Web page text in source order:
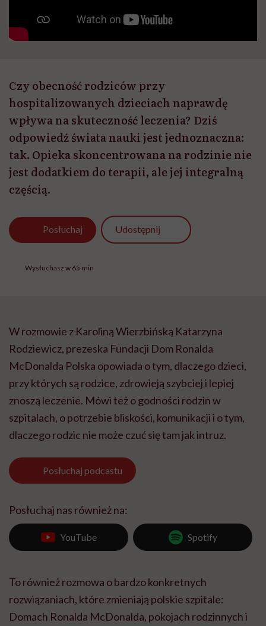
Czy obecność rodziców przy
hospitalizowanych dzieciach naprawdę
wpływa na skuteczność leczenia? Dziś
odpowiedź świata nauki jest jednoznaczna:
tak. Opieka skoncentrowana na rodzinie nie
jest dodatkiem do terapii, ale jej integralną
częścią.
Posłuchaj Udostępnij
Wysłuchasz w 65 min
W rozmowie z Karoliną Wierzbińską Katarzyna
Rodziewicz, prezeska Fundacji Dom Ronalda
McDonalda Polska opowiada o tym, dlaczego dzieci,
przy których są rodzice, zdrowieją szybciej i lepiej
znoszą leczenie. Mówi też o godności rodzin w
szpitalach, o potrzebie bliskości, komunikacji i o tym,
dlaczego rodzic nie może czuć się tam jak intruz.
Posłuchaj podcastu
Posłuchaj nas również na:
YouTube Spotify
To również rozmowa o bardzo konkretnych
rozwiązaniach, które zmieniają polskie szpitale:
Domach Ronalda McDonalda, pokojach rodzinnych i